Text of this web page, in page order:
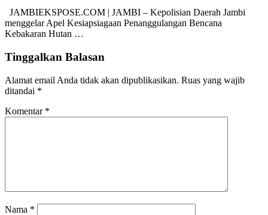
JAMBIEKSPOSE.COM | JAMBI – Kepolisian Daerah Jambi
menggelar Apel Kesiapsiagaan Penanggulangan Bencana
Kebakaran Hutan …
Tinggalkan Balasan
Alamat email Anda tidak akan dipublikasikan. Ruas yang wajib
ditandai *
Komentar *
Nama *